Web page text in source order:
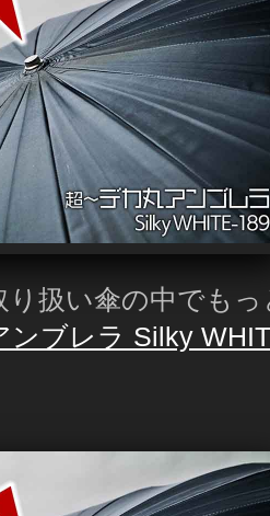
り扱い傘の中でも
ンブレラ Silky